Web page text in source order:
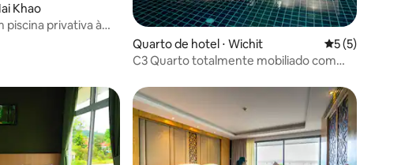
5, 5 avaliações
Khao
piscina privativa à
Quarto de hotel ⋅ Wichit 5 de uma
5 (5)
C3 Quarto totalmente mobiliado com
treinamento